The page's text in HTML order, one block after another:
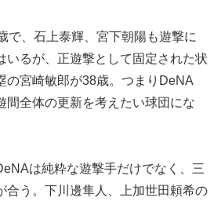
で、石上泰輝、宮下朝陽も遊撃に
いるが、正遊撃として固定された状
の宮崎敏郎が38歳。つまりDeNA
間全体の更新を考えたい球団にな
は純粋な遊撃手だけでなく、三
合う。下川邊隼人、上加世田頼希の